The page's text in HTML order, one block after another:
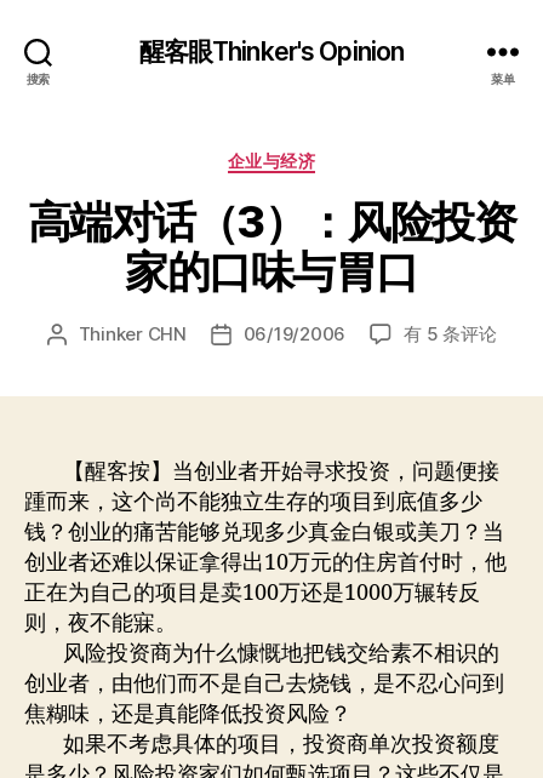
搜索
醒客眼Thinker's Opinion
菜单
分
企业与经济
高端对话（3）：风险投资
家的口味与胃口
文 Thinker CHN
发 06/19/2006
高
风
险
投
资
家
的
味
与
口
有 5 条评论
【醒客按】当创业者开始寻求投资，问题便接
踵而来，这个尚不能独立生存的项目到底值多少
钱？创业的痛苦能够兑现多少真金白银或美刀？当
创业者还难以保证拿得出10万元的住房首付时，他
正在为自己的项目是卖100万还是1000万辗转反
则，夜不能寐。
风险投资商为什么慷慨地把钱交给素不相识的
创业者，由他们而不是自己去烧钱，是不忍心问到
焦糊味，还是真能降低投资风险？
如果不考虑具体的项目，投资商单次投资额度